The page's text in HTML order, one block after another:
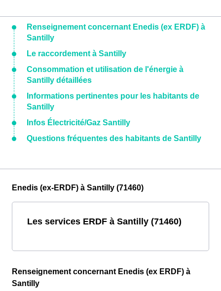
Renseignement concernant Enedis (ex ERDF) à
Santilly
Le raccordement à Santilly
Consommation et utilisation de l'énergie à
Santilly détaillées
Informations pertinentes pour les habitants de
Santilly
Infos Électricité/Gaz Santilly
Questions fréquentes des habitants de Santilly
Enedis (ex-ERDF) à Santilly (71460)
Les services ERDF à Santilly (71460)
Renseignement concernant Enedis (ex ERDF) à
Santilly